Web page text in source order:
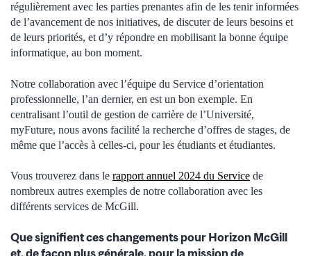
régulièrement avec les parties prenantes afin de les tenir informées
de l’avancement de nos initiatives, de discuter de leurs besoins et
de leurs priorités, et d’y répondre en mobilisant la bonne équipe
informatique, au bon moment.
Notre collaboration avec l’équipe du Service d’orientation
professionnelle, l’an dernier, en est un bon exemple. En
centralisant l’outil de gestion de carrière de l’Université,
myFuture, nous avons facilité la recherche d’offres de stages, de
même que l’accès à celles-ci, pour les étudiants et étudiantes.
Vous trouverez dans le rapport annuel 2024 du Service de
nombreux autres exemples de notre collaboration avec les
différents services de McGill.
Que signifient ces changements pour Horizon McGill